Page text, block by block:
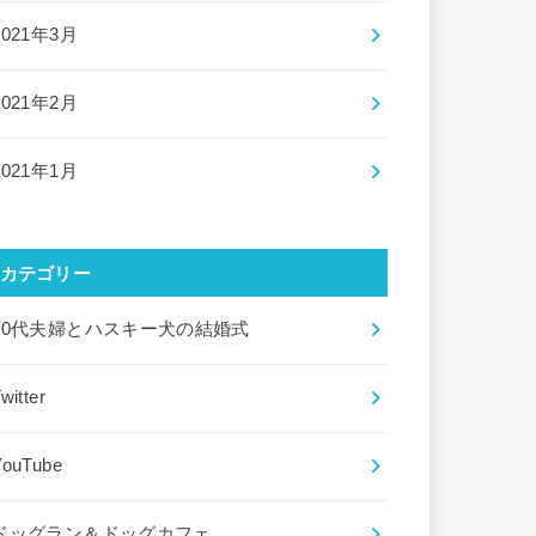
年3月
年2月
年1月
カテゴリー
代夫婦とハスキー犬の結婚式